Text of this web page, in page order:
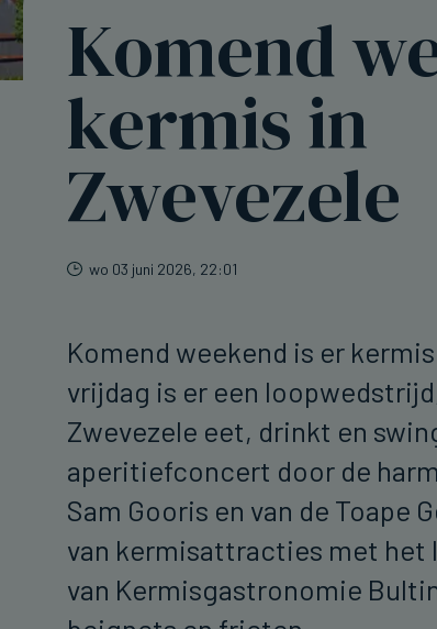
Komend
kermis in
Zwevezele
wo 03 juni 2026, 22:01
Komend weekend is er
vrijdag is er een
Zwevezele eet, drinkt en
aperitiefconcert door de
Sam Gooris en van de Toape
van kermisattracties met het
van Kermisgastronomie